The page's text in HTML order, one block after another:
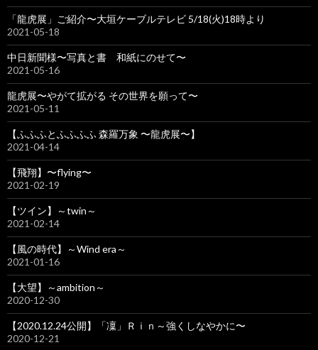
「龍虎展」ご紹介〜大垣ケーブルテレビ 5/18(火)18時より
2021-05-18
中日新聞様〜写真と書 和紙にのせて〜
2021-05-16
龍虎展〜やがて拡がる その世界を願って〜
2021-05-11
【ふふふとふふふふ 森羅万象 〜龍虎展〜】
2021-04-14
【飛翔】〜flying〜
2021-02-19
【ツイン】～twin～
2021-02-14
【風の時代】～Wind era～
2021-01-16
【大望】～ambition～
2020-12-30
【2020.12.24公開】「凜」Ｒｉｎ～強くしなやかに〜
2020-12-21